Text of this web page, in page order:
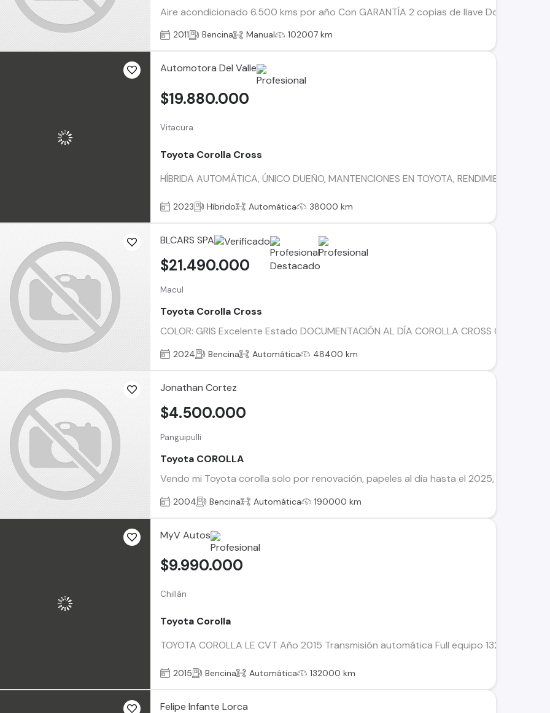
Aire acondicionado 6.500 kms por año Con GARANTÍA 2 copias de llave
2011 Bencina Manual 102007 km
Automotora Del Valle
Vitacura
Toyota Corolla Cross
HÍBRIDA AUTOMÁTICA, ÚNICO DUEÑO, MANTENCIONES EN TOYOTA, RENDIMIENTO
$19.880.000
2023 Híbrido Automática 38000 km
BLCARS SPA
Macul
Toyota Corolla Cross
COLOR: GRIS Excelente Estado DOCUMENTACIÓN AL DÍA COROLLA CROSS CVT
$21.490.000
2024 Bencina Automática 48400 km
Jonathan Cortez
Panguipulli
Toyota COROLLA
Vendo mi Toyota corolla solo por renovación, papeles al día hasta el 2025, llegar y
$4.500.000
2004 Bencina Automática 190000 km
MyV Autos
Chillán
Toyota Corolla
TOYOTA COROLLA LE CVT Año 2015 Transmisión automática Full equipo 132.000
$9.990.000
2015 Bencina Automática 132000 km
Felipe Infante Lorca